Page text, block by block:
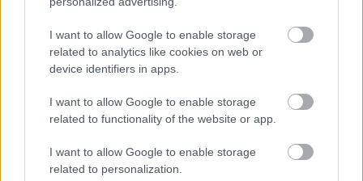
I want to allow Google to enable storage
related to analytics like cookies on web or
device identifiers in apps.
I want to allow Google to enable storage
related to functionality of the website or app.
I want to allow Google to enable storage
related to personalization.
Κατώτατος μισθός: Στα σκαριά νέα
αύξηση το 2022 – Πώς θα
διαμορφωθεί από 1η Ιανουαρίου
, 30 Οκτωβρίου 2021 || Οικονομία